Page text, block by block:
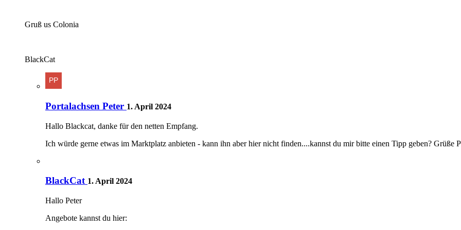
Gruß us Colonia
BlackCat
Portalachsen Peter 1. April 2024
Hallo Blackcat, danke für den netten Empfang.
Ich würde gerne etwas im Marktplatz anbieten - kann ihn aber hier nicht finden....kannst du mir bitte einen Tipp geben? Grüße
BlackCat 1. April 2024
Hallo Peter
Angebote kannst du hier: